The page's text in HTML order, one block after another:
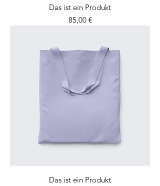
Das ist ein Produkt
Preis
85,00 €
Das ist ein Produkt